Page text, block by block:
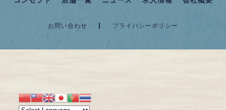
お問い合わせ プライバシーポリシー